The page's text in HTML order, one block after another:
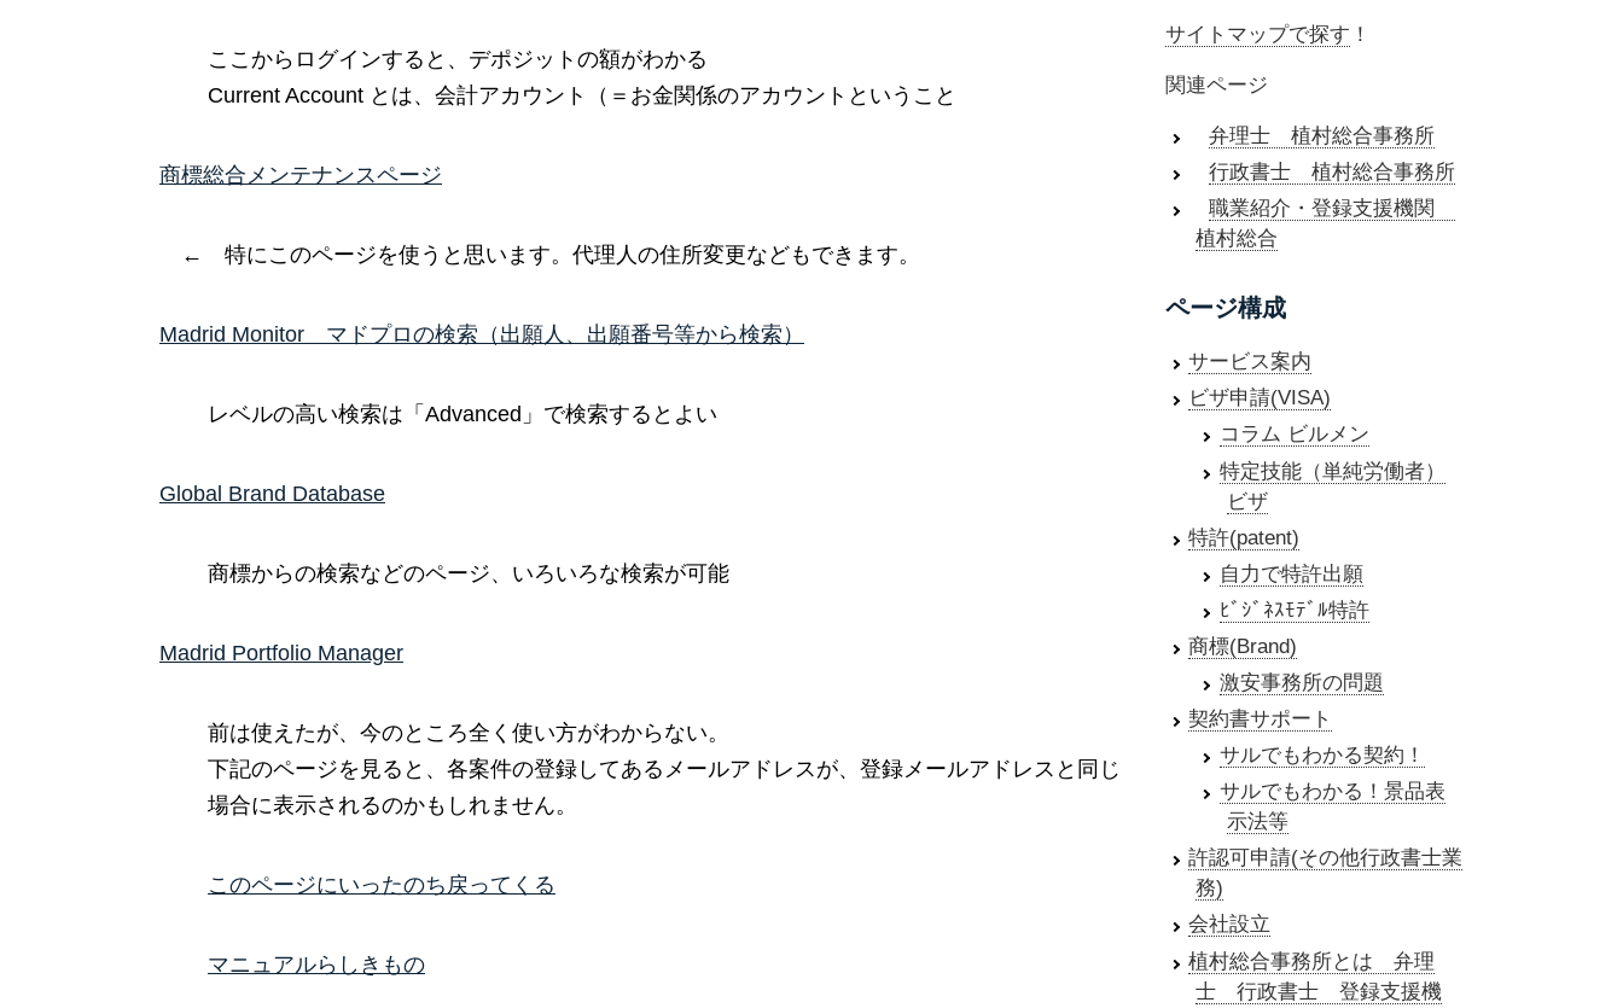
ここからログインすると、デポジットの額がわかる
Current Account とは、会計アカウント（＝お金関係のアカウントということ
商標総合メンテナンスページ
← 特にこのページを使うと思います。代理人の住所変更などもできます。
Madrid Monitor マドプロの検索（出願人、出願番号等から検索）
レベルの高い検索は「Advanced」で検索するとよい
Global Brand Database
商標からの検索などのページ、いろいろな検索が可能
Madrid Portfolio Manager
前は使えたが、今のところ全く使い方がわからない。
下記のページを見ると、各案件の登録してあるメールアドレスが、登録メールアドレスと同じ
場合に表示されるのかもしれません。
このページにいったのち戻ってくる
マニュアルらしきもの
サイトマップで探す ！
関連ページ
弁理士 植村総合事務所
行政書士 植村総合事務所
職業紹介・登録支援機関
植村総合
ページ構成
サービス案内
ビザ申請(VISA)
コラム ビルメン
特定技能（単純労働者）
ビザ
特許(patent)
自力で特許出願
ﾋﾞｼﾞﾈｽﾓﾃﾞﾙ特許
商標(Brand)
激安事務所の問題
契約書サポート
サルでもわかる契約！
サルでもわかる！景品表
示法等
許認可申請(その他行政書士業
務)
会社設立
植村総合事務所とは 弁理
士 行政書士 登録支援機